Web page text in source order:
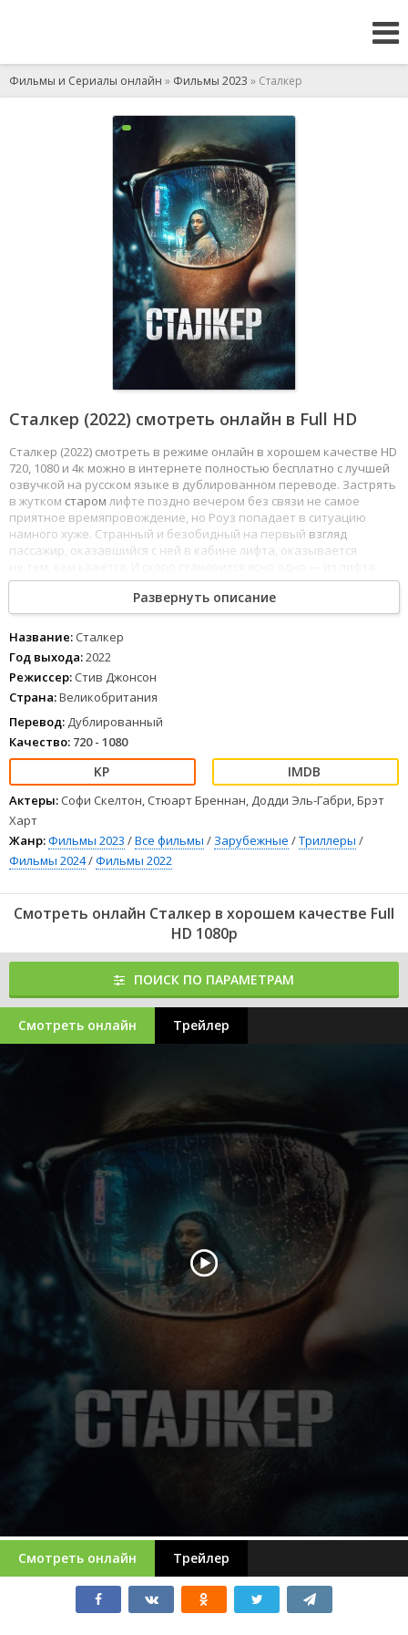
Фильмы и Сериалы онлайн » Фильмы 2023 » Сталкер
Сталкер (2022) смотреть онлайн в Full HD
Сталкер (2022) смотреть в режиме онлайн в хорошем качестве HD
720, 1080 и 4к можно в интернете полностью бесплатно с лучшей
озвучкой на русском языке в дублированном переводе. Застрять
в жутком старом лифте поздно вечером без связи не самое
приятное времяпровождение, но Роуз попадает в ситуацию
намного хуже. Странный и безобидный на первый взгляд
пассажир, оказавшийся с ней в кабине лифта, оказывается
живым выйдет толькоодиниз них.
Развернуть описание
Название: Сталкер
Год выхода:2022
Режиссер: Стив Джонсон
Страна:Великобритания
Перевод: Дублированный
Качество: 720 - 1080
Актеры: Софи Скелтон, Стюарт Бреннан, Додди Эль-Габри, Брэт
Харт
Жанр:Фильмы 2023 /Все фильмы / Зарубежные /Триллеры /
Фильмы 2024/Фильмы 2022
Смотреть онлайн Сталкер в хорошем качестве Full
HD 1080p
ПОИСК ПО ПАРАМЕТРАМ
Смотреть онлайн Трейлер
Смотреть онлайн Трейлер